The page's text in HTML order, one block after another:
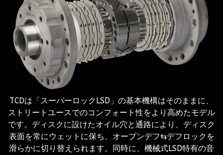
TCDは「スーパーロックLSD」の基本機構はそのままに、
ストリートユースでのコンフォート性をより高めたモデル
です。ディスクに設けたオイル穴と通路により、ディスク
表面を常にウェットに保ち、オープンデフ⇆デフロックを
滑らかに切り替えられます。同時に、機械式LSD特有の音